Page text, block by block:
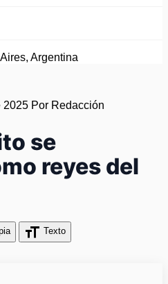
Argentina
2025 Por Redacción
se
reyes del
format_size Texto